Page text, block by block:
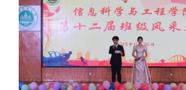
媒11月28日讯11月26日，信息学院举办第十
青春风采。